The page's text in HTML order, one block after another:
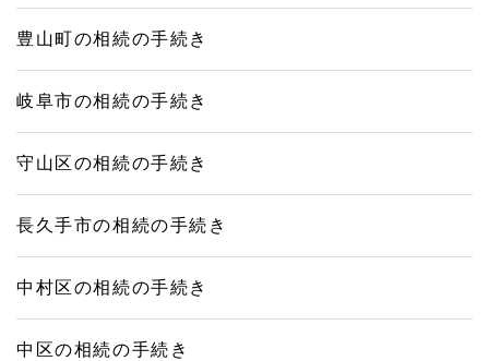
豊山町の相続の手続き
岐阜市の相続の手続き
守山区の相続の手続き
長久手市の相続の手続き
中村区の相続の手続き
中区の相続の手続き